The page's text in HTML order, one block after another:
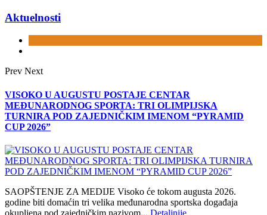
Aktuelnosti
Prev Next
VISOKO U AUGUSTU POSTAJE CENTAR
MEĐUNARODNOG SPORTA: TRI OLIMPIJSKA
TURNIRA POD ZAJEDNIČKIM IMENOM “PYRAMID
CUP 2026”
SAOPŠTENJE ZA MEDIJE Visoko će tokom augusta 2026.
godine biti domaćin tri velika međunarodna sportska događaja
okupljena pod zajedničkim nazivom... Detaljnije